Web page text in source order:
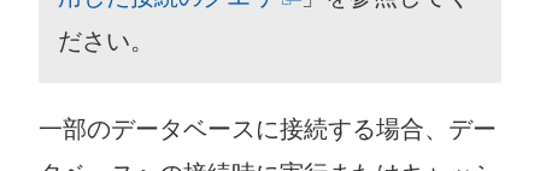
い
ださい。
一部のデータベースに接続する場合、デー